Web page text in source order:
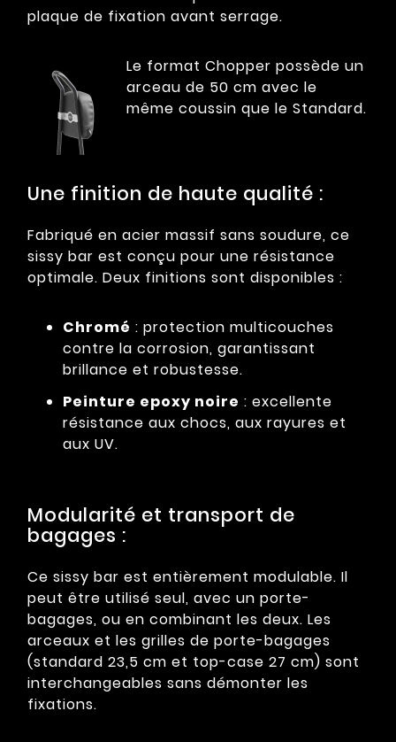
plaque de fixation avant serrage.
Le format Chopper possède un
arceau de 50 cm avec le
même coussin que le Standard.
Une finition de haute qualité :
Fabriqué en acier massif sans soudure, ce
sissy bar est conçu pour une résistance
optimale. Deux finitions sont disponibles :
Chromé : protection multicouches
contre la corrosion, garantissant
brillance et robustesse.
Peinture epoxy noire : excellente
résistance aux chocs, aux rayures et
aux UV.
Modularité et transport de
bagages :
Ce sissy bar est entièrement modulable. Il
peut être utilisé seul, avec un porte-
bagages, ou en combinant les deux. Les
arceaux et les grilles de porte-bagages
(standard 23,5 cm et top-case 27 cm) sont
interchangeables sans démonter les
fixations.